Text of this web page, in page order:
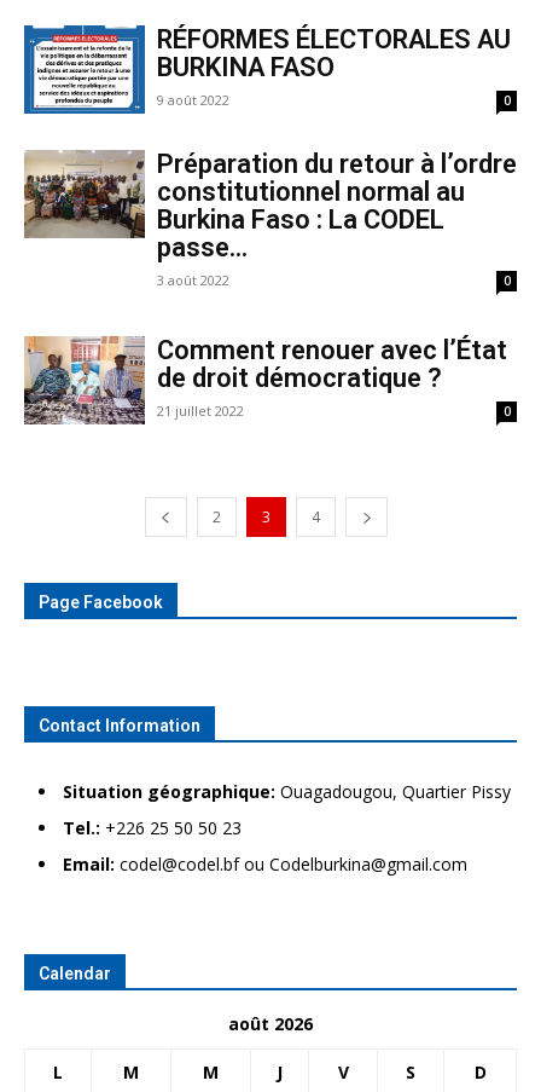
RÉFORMES ÉLECTORALES AU
BURKINA FASO
9 août 2022 0
Préparation du retour à l’ordre
constitutionnel normal au
Burkina Faso : La CODEL
passe...
3 août 2022 0
Comment renouer avec l’État
de droit démocratique ?
21 juillet 2022 0
2 3 4
Page Facebook
Contact Information
Situation géographique: Ouagadougou, Quartier Pissy
Tel.: +226 25 50 50 23
Email: codel@codel.bf ou Codelburkina@gmail.com
Calendar
août 2026
L M M J V S D